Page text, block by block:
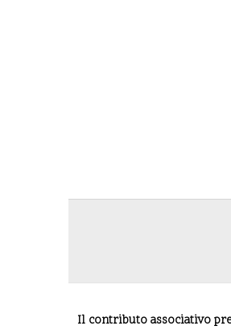
Il contributo associativo